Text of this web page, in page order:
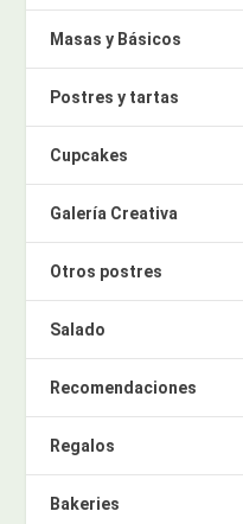
Masas y Básicos
Postres y tartas
Cupcakes
Galería Creativa
Otros postres
Salado
Recomendaciones
Regalos
Bakeries